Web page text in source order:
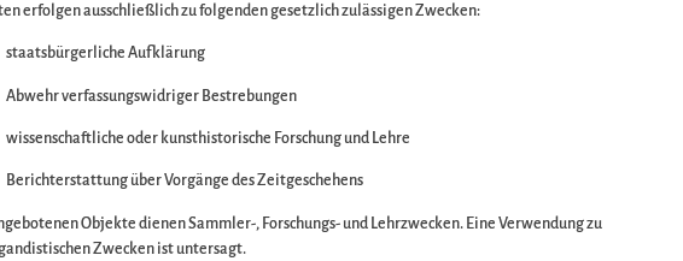
die
Sache – schauen Sie
erfolgen ausschließlich zu folgenden gesetzlich zulässigen Zwecken:
staatsbürgerliche Aufklärung
Abwehr verfassungswidriger Bestrebungen
wissenschaftliche oder kunsthistorische Forschung und Lehre
Berichterstattung über Vorgänge des Zeitgeschehens
Objekte dienen Sammler-, Forschungs- und Lehrzwecken. Eine Verwendung zu
Zwecken ist untersagt.